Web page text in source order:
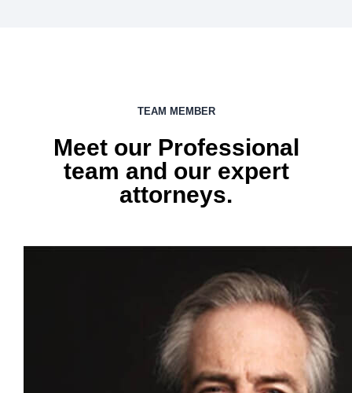
TEAM MEMBER
Meet our Professional
team and our expert
attorneys.